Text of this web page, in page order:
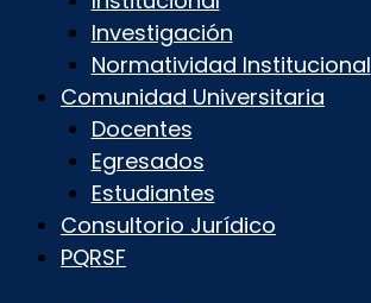
Investigación
Normatividad Institucional
Comunidad Universitaria
Docentes
Egresados
Estudiantes
Consultorio Jurídico
PQRSF